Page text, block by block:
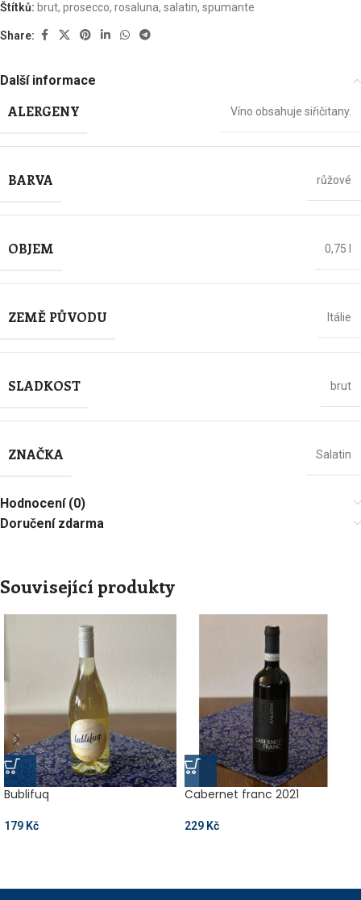
Štítků: brut, prosecco, rosaluna, salatin, spumante
Share:
Další informace
ALERGENY Víno obsahuje siřičitany.
BARVA růžové
OBJEM 0,75 l
ZEMĚ PŮVODU Itálie
SLADKOST brut
ZNAČKA Salatin
Hodnocení (0)
Doručení zdarma
Související produkty
Bublifuq
179 Kč
Cabernet franc 2021
229 Kč